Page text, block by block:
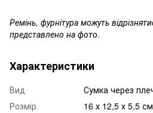
Ремінь, фурнітура можуть
представлено на фото.
Характеристики
Вид
Сумка через
Розмір
16 х 12,5 х 5,5 см